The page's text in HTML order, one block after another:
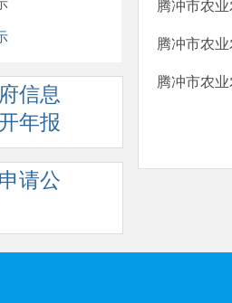
信息
年报
请公
腾冲市农
腾冲市农
腾冲市农